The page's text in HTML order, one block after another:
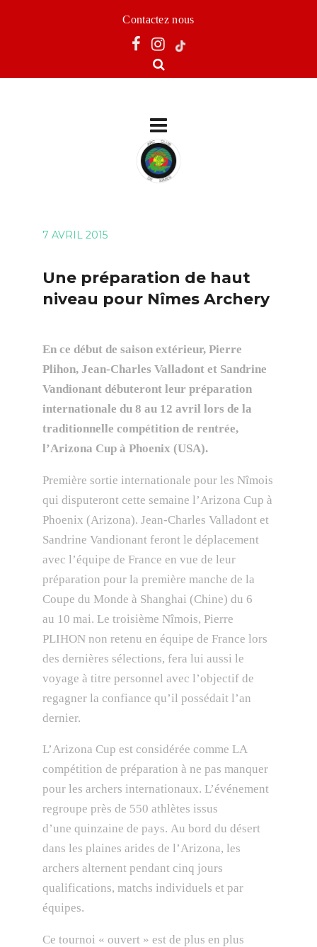
Contactez nous
7 AVRIL 2015
Une préparation de haut
niveau pour Nîmes Archery
En ce début de saison extérieur, Pierre
Plihon, Jean-Charles Valladont et Sandrine
Vandionant débuteront leur préparation
internationale du 8 au 12 avril lors de la
traditionnelle compétition de rentrée,
l’Arizona Cup à Phoenix (USA).
Première sortie internationale pour les Nîmois
qui disputeront cette semaine l’Arizona Cup à
Phoenix (Arizona). Jean-Charles Valladont et
Sandrine Vandionant feront le déplacement
avec l’équipe de France en vue de leur
préparation pour la première manche de la
Coupe du Monde à Shanghai (Chine) du 6
au 10 mai. Le troisième Nîmois, Pierre
PLIHON non retenu en équipe de France lors
des dernières sélections, fera lui aussi le
voyage à titre personnel avec l’objectif de
regagner la confiance qu’il possédait l’an
dernier.
L’Arizona Cup est considérée comme LA
compétition de préparation à ne pas manquer
pour les archers internationaux. L’événement
regroupe près de 550 athlètes issus
d’une quinzaine de pays. Au bord du désert
dans les plaines arides de l’Arizona, les
archers alternent pendant cinq jours
qualifications, matchs individuels et par
équipes.
Ce tournoi « ouvert » est de plus en plus